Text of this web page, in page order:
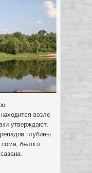
возле
утверждают,
глубины.
белого